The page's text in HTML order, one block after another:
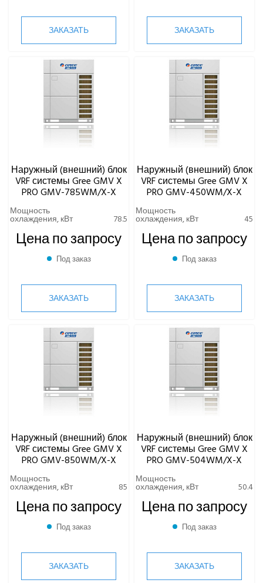
ЗАКАЗАТЬ ЗАКАЗАТЬ
Наружный (внешний) блок
VRF системы Gree GMV X
PRO GMV-785WM/X-X
Мощность
охлаждения, кВт 78.5
Цена по запросу
Под заказ
ЗАКАЗАТЬ
Наружный (внешний) блок
VRF системы Gree GMV X
PRO GMV-450WM/X-X
Мощность
охлаждения, кВт 45
Цена по запросу
Под заказ
ЗАКАЗАТЬ
Наружный (внешний) блок
VRF системы Gree GMV X
PRO GMV-850WM/X-X
Мощность
охлаждения, кВт 85
Цена по запросу
Под заказ
ЗАКАЗАТЬ
Наружный (внешний) блок
VRF системы Gree GMV X
PRO GMV-504WM/X-X
Мощность
охлаждения, кВт 50.4
Цена по запросу
Под заказ
ЗАКАЗАТЬ